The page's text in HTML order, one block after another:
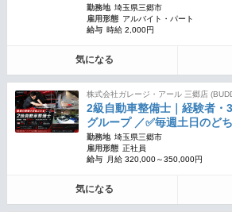
勤務地 埼玉県三郷市
雇用形態 アルバイト・パート
給与 時給 2,000円
気になる
株式会社ガレージ・アール 三郷店
2級自動車整備士｜経験者・
グループ ／✅毎週土日のど
勤務地 埼玉県三郷市
雇用形態 正社員
給与
月給 320,000～350,000円
気になる